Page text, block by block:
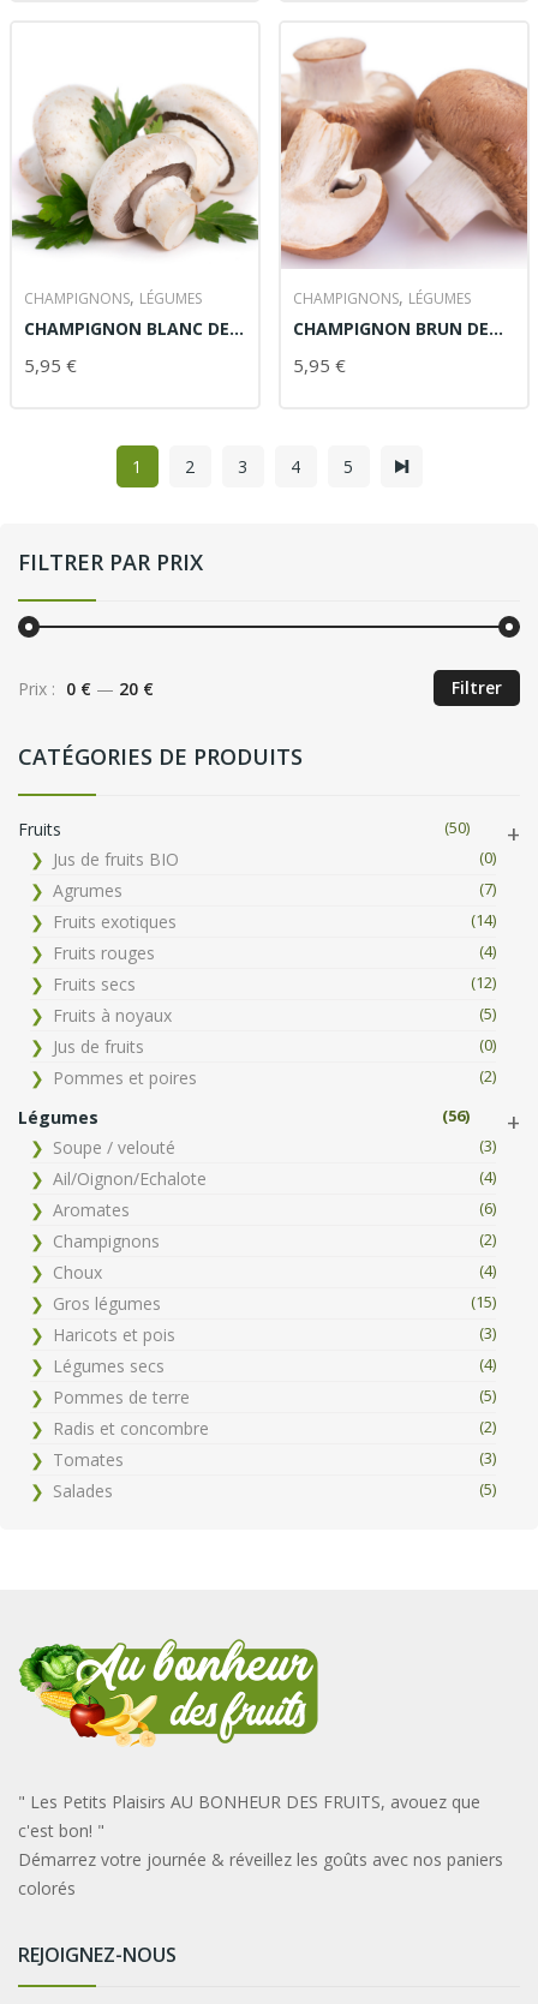
CHAMPIGNONS, LÉGUMES
CHAMPIGNON BLANC DE
5,95 €
AJOUTER AU PANIER
CHAMPIGNONS, LÉGUMES
CHAMPIGNON BRUN DE
5,95 €
AJOUTER AU PANIER
1 2 3 4 5
FILTRER PAR PRIX
Filtrer
Prix : 0 € — 20 €
CATÉGORIES DE PRODUITS
Fruits (50)
Jus de fruits BIO (0)
Agrumes (7)
Fruits exotiques (14)
Fruits rouges (4)
Fruits secs (12)
Fruits à noyaux (5)
Jus de fruits (0)
Pommes et poires (2)
Légumes (56)
Soupe / velouté (3)
Ail/Oignon/Echalote (4)
Aromates (6)
Champignons (2)
Choux (4)
Gros légumes (15)
Haricots et pois (3)
Légumes secs (4)
Pommes de terre (5)
Radis et concombre (2)
Tomates (3)
Salades (5)
" Les Petits Plaisirs AU BONHEUR DES FRUITS, avouez que
c'est bon! "
Démarrez votre journée & réveillez les goûts avec nos paniers
colorés
REJOIGNEZ-NOUS